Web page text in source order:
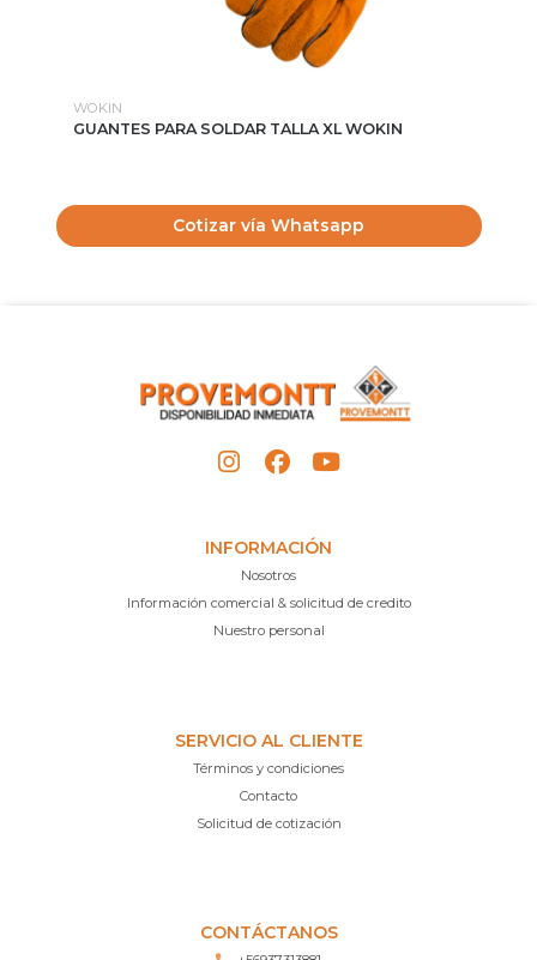
WOKIN
GUANTES PARA SOLDAR TALLA XL WOKIN
Cotizar vía Whatsapp
INFORMACIÓN
Nosotros
Información comercial & solicitud de credito
Nuestro personal
SERVICIO AL CLIENTE
Términos y condiciones
Contacto
Solicitud de cotización
CONTÁCTANOS